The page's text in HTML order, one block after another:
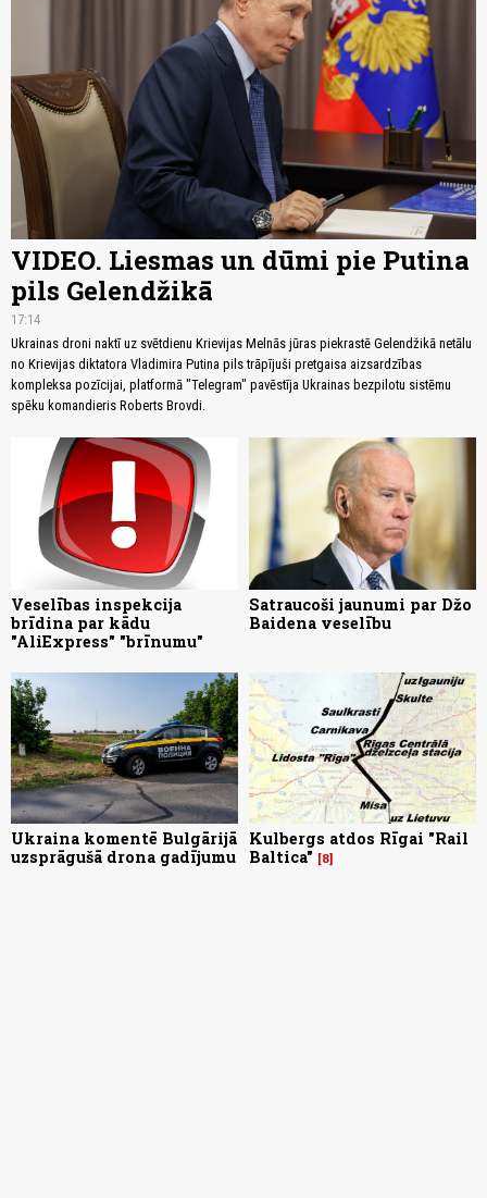
VIDEO. Liesmas un dūmi pie Putina
pils Gelendžikā
17:14
Ukrainas droni naktī uz svētdienu Krievijas Melnās jūras piekrastē Gelendžikā netālu
no Krievijas diktatora Vladimira Putina pils trāpījuši pretgaisa aizsardzības
kompleksa pozīcijai, platformā "Telegram" pavēstīja Ukrainas bezpilotu sistēmu
spēku komandieris Roberts Brovdi.
Veselības inspekcija
brīdina par kādu
"AliExpress" "brīnumu"
Satraucoši jaunumi par Džo
Baidena veselību
Ukraina komentē Bulgārijā
uzsprāgušā drona gadījumu
Kulbergs atdos Rīgai "Rail
Baltica"
8